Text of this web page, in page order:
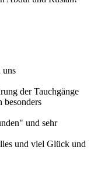
uns
der Tauchgänge
besonders
und sehr
und viel Glück und